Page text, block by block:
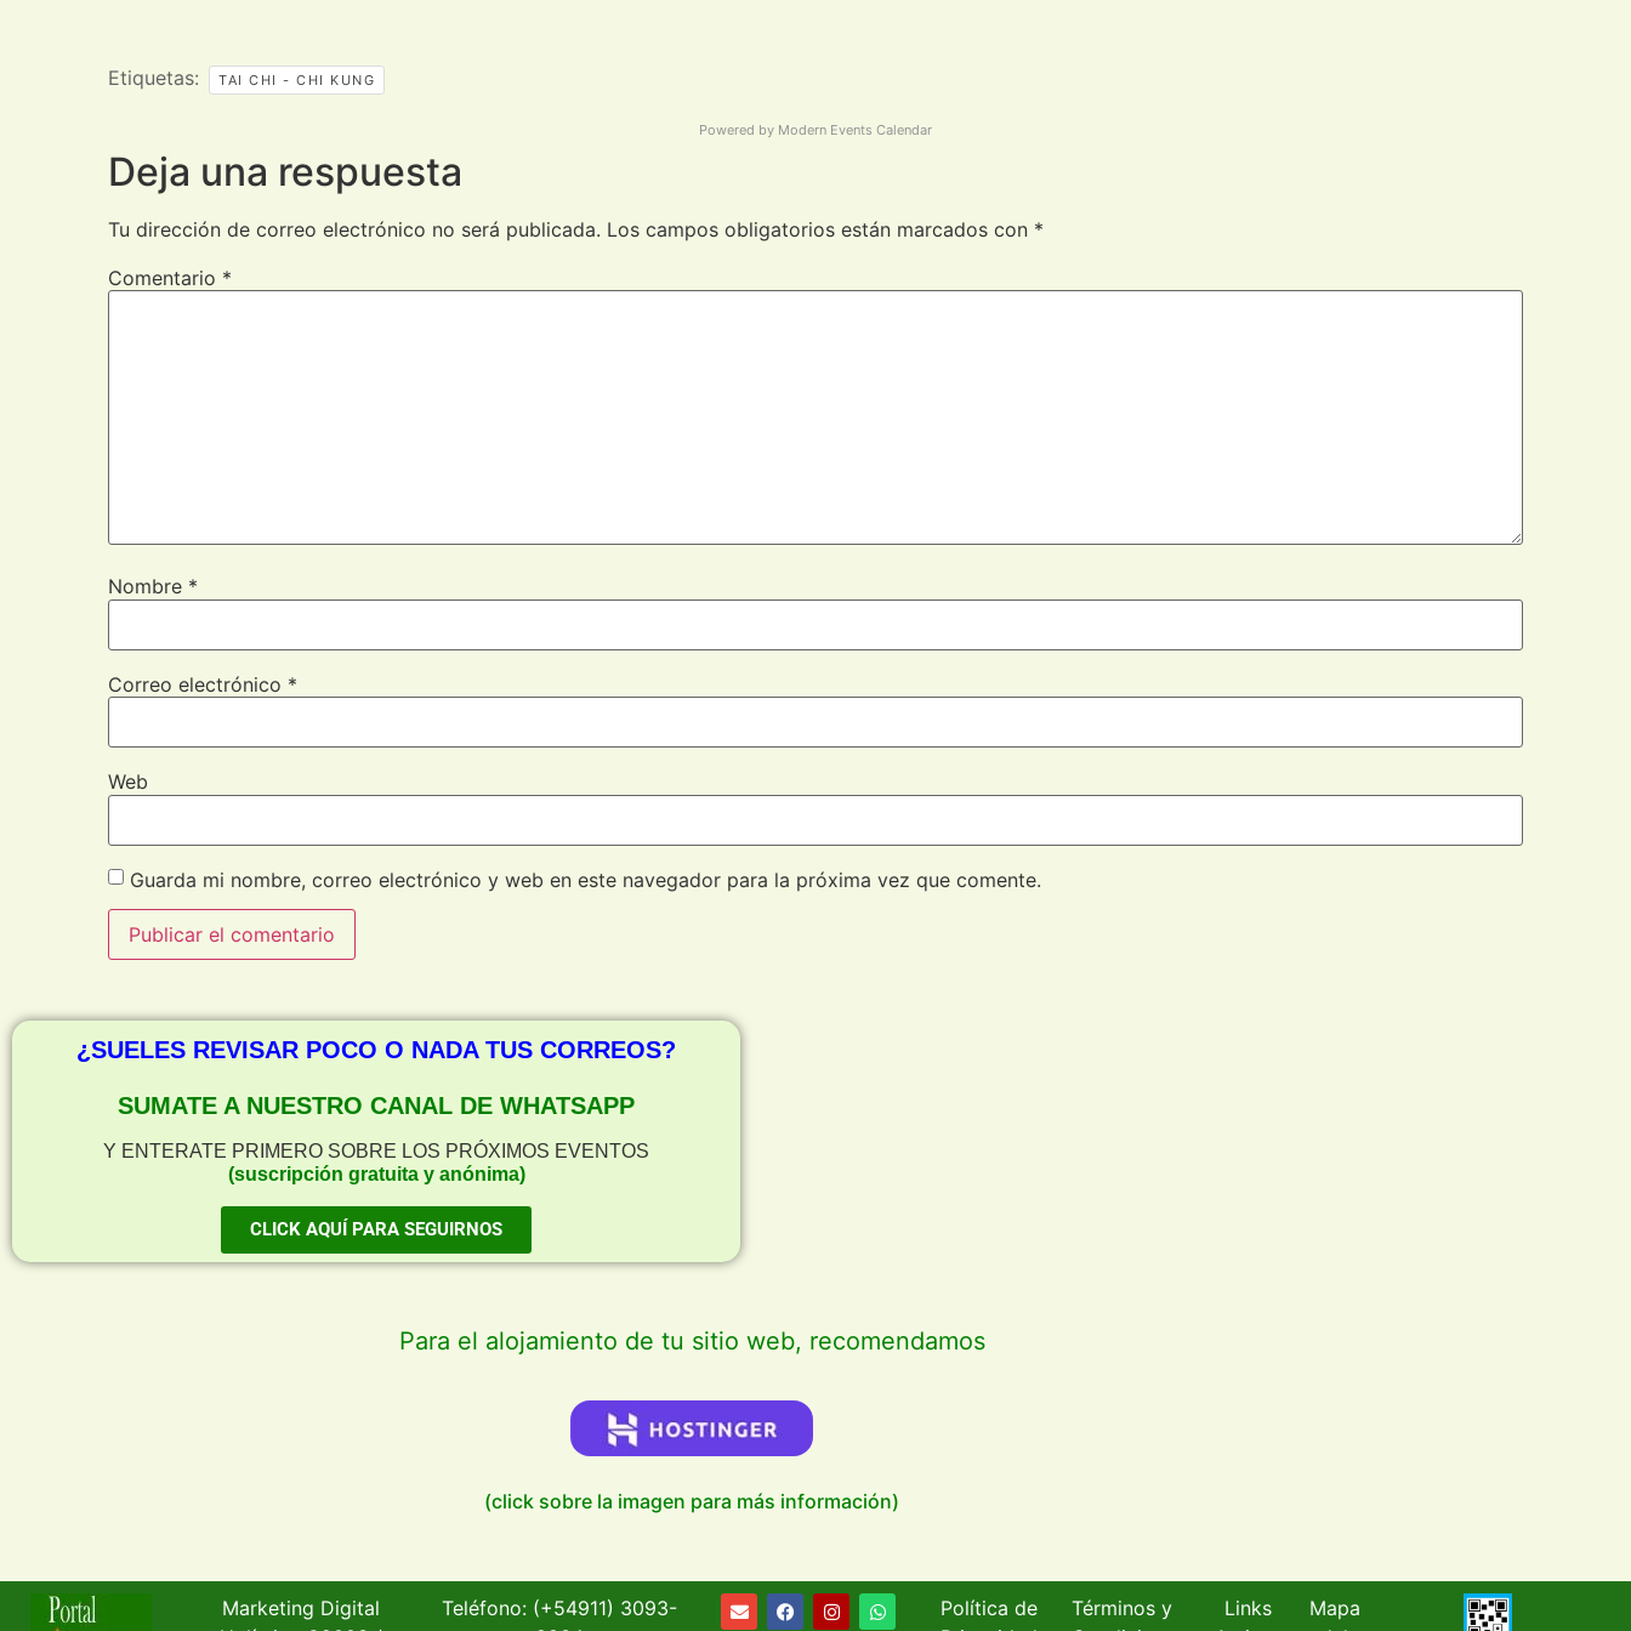
Etiquetas: TAI CHI - CHI KUNG
Powered by Modern Events Calendar
Deja una respuesta
Tu dirección de correo electrónico no será publicada. Los campos obligatorios están marcados con *
Comentario *
Nombre *
Correo electrónico *
Web
Guarda mi nombre, correo electrónico y web en este navegador para la próxima vez que comente.
¿SUELES REVISAR POCO O NADA TUS CORREOS?
SUMATE A NUESTRO CANAL DE WHATSAPP
Y ENTERATE PRIMERO SOBRE LOS PRÓXIMOS EVENTOS
(suscripción gratuita y anónima)
CLICK AQUÍ PARA SEGUIRNOS
Para el alojamiento de tu sitio web, recomendamos
(click sobre la imagen para más información)
Marketing Digital
Teléfono: (+54911) 3093-
Política de
Términos y
Links
Mapa